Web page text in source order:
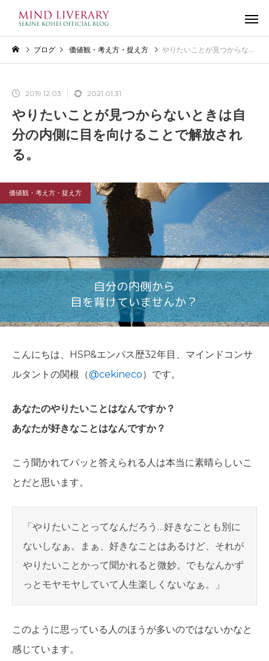
ブログ 価値観・考え方・捉え方 やりたいことが見つからないときは自分の内側に目を向けることで解放される。
2019.12.03 2021.01.31
やりたいことが見つからないときは自
分の内側に目を向けることで解放され
る。
価値観・考え方・捉え方
こんにちは、HSP&エンパス歴32年目、マインドコンサ
ルタントの関根（@cekineco）です。
あなたのやりたいことはなんですか？
あなたが好きなことはなんですか？
こう聞かれてパッと答えられる人は本当に素晴らしいこ
とだと思います。
「やりたいことってなんだろう…好きなことも別に
ないしなぁ。まぁ、好きなことはあるけど、それが
やりたいことかって聞かれると微妙。でもなんかず
っとモヤモヤしていて人生楽しくないなぁ。」
このように思っている人のほうが多いのではないかなと
感じています。